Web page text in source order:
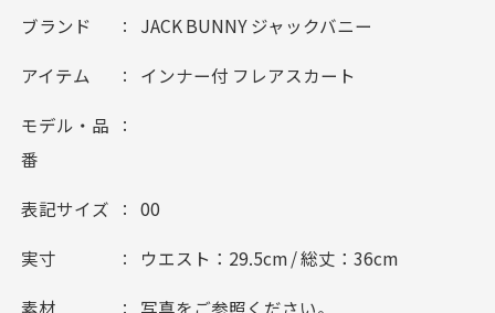
ブランド JACK BUNNY ジャックバニー
アイテム インナー付 フレアスカート
モデル・品
番
表記サイズ 00
実寸 ウエスト：29.5cm / 総丈：36cm
素材 写真をご参照ください。